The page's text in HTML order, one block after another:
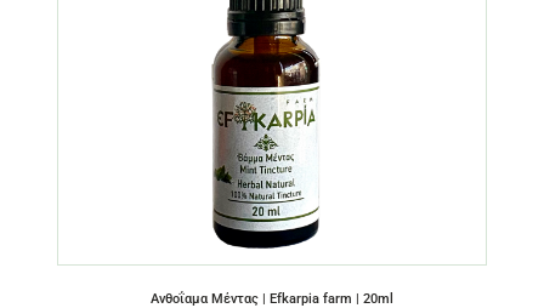
Ανθοΐαμα Μέντας | Efkarpia farm | 20ml